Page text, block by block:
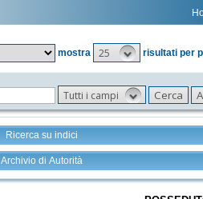
mostra
25 risultati per
Tutti i campi
Ricerca su indici
Archivio di Autorità